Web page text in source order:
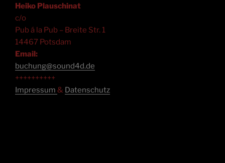
Heiko Plauschinat
c/o
Pub á la Pub – Breite Str. 1
14467 Potsdam
Email:
buchung@sound4d.de
++++++++++
Impressum & Datenschutz